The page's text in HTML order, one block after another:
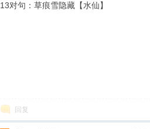
13对句：草痕雪隐藏【水仙】
回复